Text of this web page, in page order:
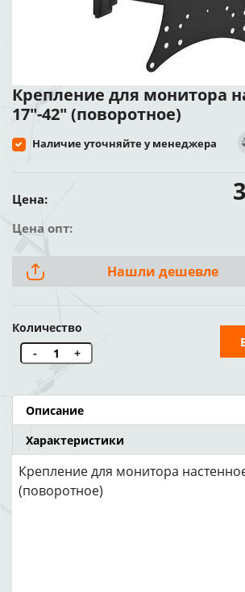
Крепление для монитора
17"-42" (поворотное)
Наличие уточняйте у менеджера
Цена:
Цена опт:
Нашли дешевле
Количество
-
+
Описание
Характеристики
Крепление для монитора
(поворотное)